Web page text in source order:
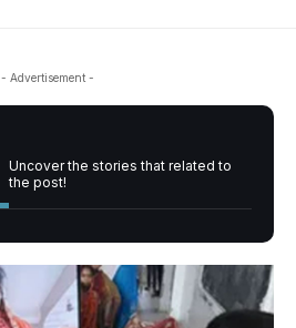
- Advertisement -
Uncover the stories that related to
the post!